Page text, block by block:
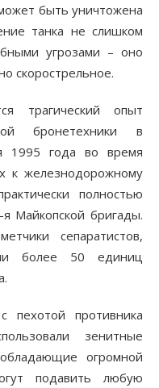
быть уничтожена
танка не слишком
угрозами – оно
скорострельное.
трагический опыт
бронетехники в
1995 года во время
к железнодорожному
полностью
Майкопской бригады.
сепаратистов,
более 50 единиц
противника
зенитные
огромной
подавить любую